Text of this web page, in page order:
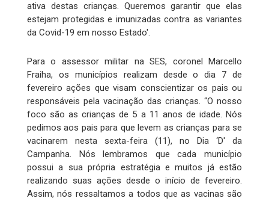
ativa destas crianças. Queremos garantir que elas
estejam protegidas e imunizadas contra as variantes
da Covid-19 em nosso Estado'.
Para o assessor militar na SES, coronel Marcello
Fraiha, os municípios realizam desde o dia 7 de
fevereiro ações que visam conscientizar os pais ou
responsáveis pela vacinação das crianças. “O nosso
foco são as crianças de 5 a 11 anos de idade. Nós
pedimos aos pais para que levem as crianças para se
vacinarem nesta sexta-feira (11), no Dia ‘D' da
Campanha. Nós lembramos que cada município
possui a sua própria estratégia e muitos já estão
realizando suas ações desde o início de fevereiro.
Assim, nós ressaltamos a todos que as vacinas são